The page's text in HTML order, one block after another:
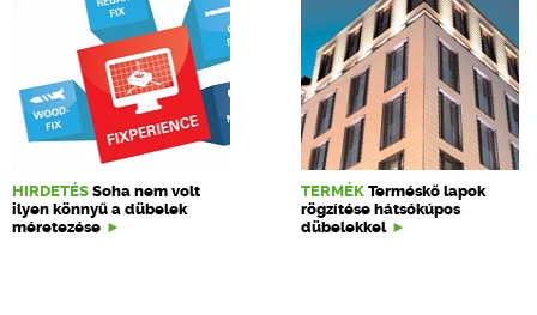
HIRDETÉS Soha nem volt
ilyen könnyű a dübelek
méretezése
TERMÉK Terméskő lapok
rögzítése hátsókúpos
dübelekkel